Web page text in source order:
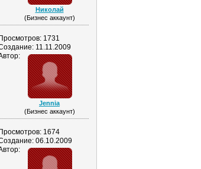
Николай
(Бизнес аккаунт)
Просмотров: 1731
11.11.2009
Jennia
(Бизнес аккаунт)
Просмотров: 1674
06.10.2009